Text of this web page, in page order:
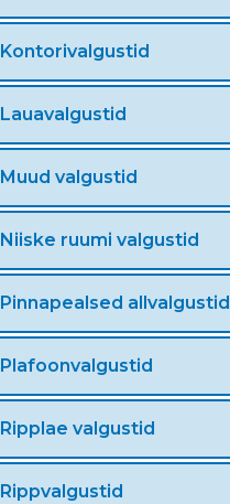
Kontorivalgustid
Lauavalgustid
Muud valgustid
Niiske ruumi valgustid
Pinnapealsed allvalgustid
Plafoonvalgustid
Ripplae valgustid
Rippvalgustid